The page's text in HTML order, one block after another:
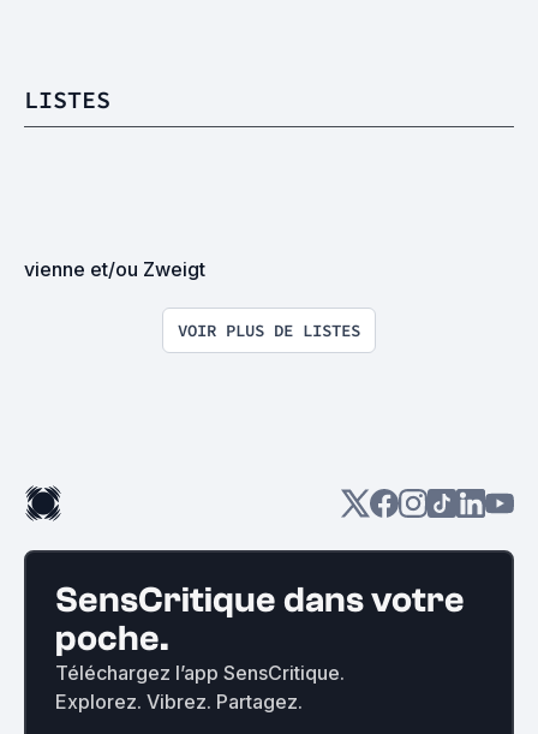
LISTES
vienne et/ou Zweigt
VOIR PLUS DE LISTES
SensCritique dans votre
poche.
Téléchargez l’app SensCritique.
Explorez. Vibrez. Partagez.